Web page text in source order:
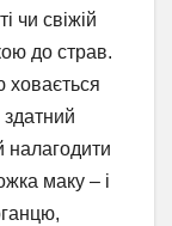
чи свіжій
до страв.
ховається
налагодити
маку – і